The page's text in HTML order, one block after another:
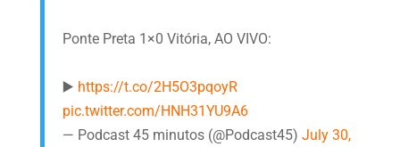
Ponte Preta 1×0 Vitória, AO VIVO:
▶️ https://t.co/2H5O3pqoyR
pic.twitter.com/HNH31YU9A6
— Podcast 45 minutos (@Podcast45) July 30,